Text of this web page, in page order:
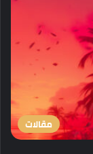
مقالات